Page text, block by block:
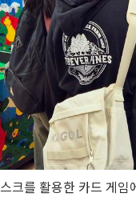
크를 활용한 카드 게